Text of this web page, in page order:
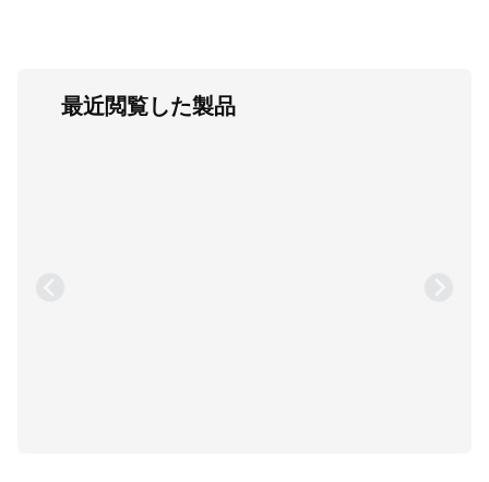
最近閲覧した製品